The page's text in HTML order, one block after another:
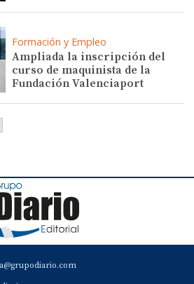
Formación y Empleo
Ampliada la inscripción del
curso de maquinista de la
Fundación Valenciaport